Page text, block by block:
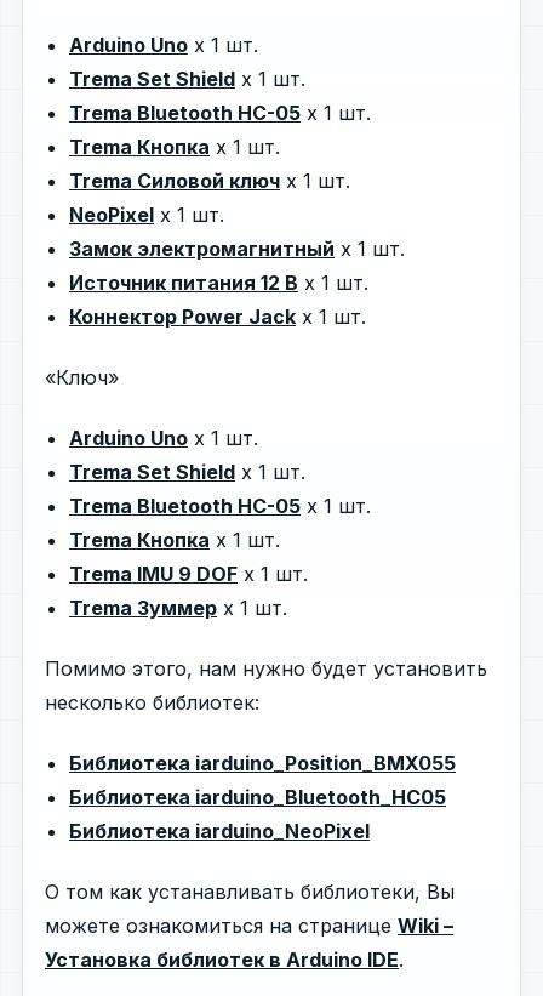
Arduino Uno x 1 шт.
Trema Set Shield x 1 шт.
Trema Bluetooth HC-05 x 1 шт.
Trema Кнопка х 1 шт.
Trema Силовой ключ х 1 шт.
NeoPixel х 1 шт.
Замок электромагнитный х 1 шт.
Источник питания 12 В х 1 шт.
Коннектор Power Jack х 1 шт.
«Ключ»
Arduino Uno x 1 шт.
Trema Set Shield x 1 шт.
Trema Bluetooth HC-05 x 1 шт.
Trema Кнопка х 1 шт.
Trema IMU 9 DOF х 1 шт.
Trema Зуммер х 1 шт.
Помимо этого, нам нужно будет установить
несколько библиотек:
Библиотека iarduino_Position_BMX055
Библиотека iarduino_Bluetooth_HC05
Библиотека iarduino_NeoPixel
О том как устанавливать библиотеки, Вы
можете ознакомиться на странице Wiki –
Установка библиотек в Arduino IDE.